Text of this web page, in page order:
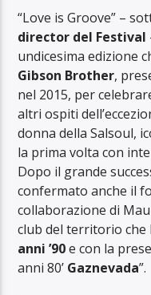
“Love is Groove” –
director del Festival
undicesima edizione
Gibson Brother,
nel 2015, per
altri ospiti
donna della Salsoul,
la prima volta con
Dopo il grande
confermato anche il
collaborazione di
club del territorio
anni ’90e con la
anni 80’ Gaznevada”.